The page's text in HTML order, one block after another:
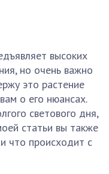
высоких
но очень важно
это растение
о его нюансах.
светового дня,
статьи вы также
что происходит с